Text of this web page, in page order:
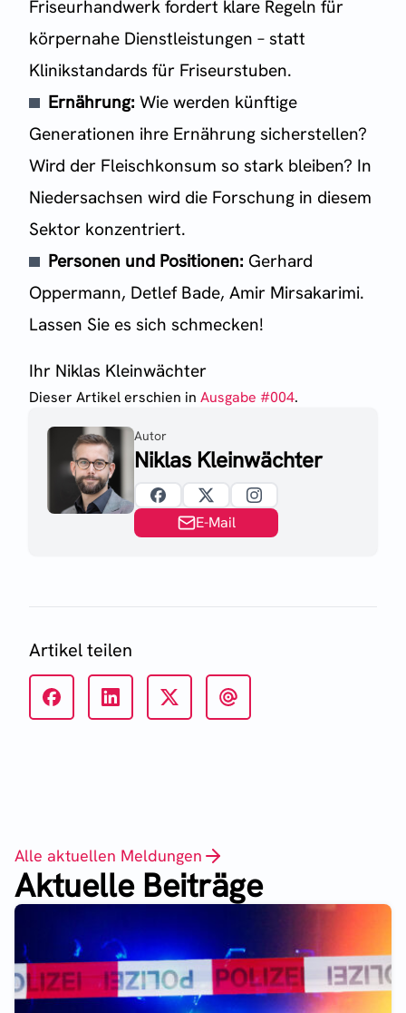
Friseurhandwerk fordert klare Regeln für
körpernahe Dienstleistungen – statt
Klinikstandards für Friseurstuben.
Ernährung:Wie werden künftige
Generationen ihre Ernährung sicherstellen?
Wird der Fleischkonsum so stark bleiben? In
Niedersachsen wird die Forschung in diesem
Sektor konzentriert.
Personen und Positionen: Gerhard
Oppermann, Detlef Bade, Amir Mirsakarimi.
Lassen Sie es sich schmecken!
Ihr Niklas Kleinwächter
Dieser Artikel erschien in Ausgabe #004.
Autor
Niklas Kleinwächter
E-Mail
Artikel teilen
Alle aktuellen Meldungen
Aktuelle Beiträge